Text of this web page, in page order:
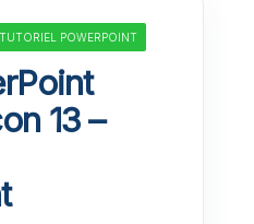
TUTORIEL POWERPOINT
13 –